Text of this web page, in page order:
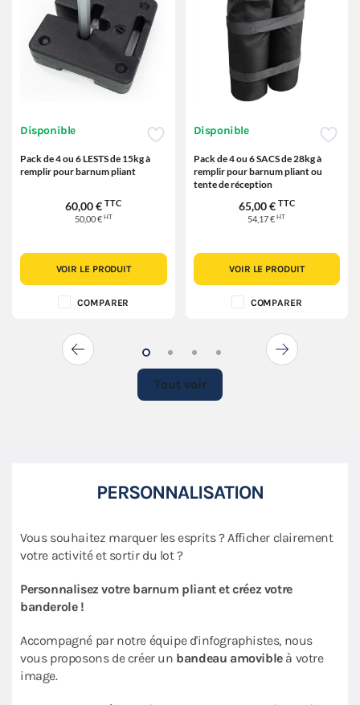
Disponible
Pack de 4 ou 6 LESTS de 15kg à
remplir pour barnum pliant
60,00 € TTC
50,00 € HT
VOIR LE PRODUIT
COMPARER
Disponible
Pack de 4 ou 6 SACS de 28kg à
remplir pour barnum pliant ou
tente de réception
65,00 € TTC
54,17 €HT
VOIR LE PRODUIT
COMPARER
Tout voir
PERSONNALISATION
Vous souhaitez marquer les esprits ? Afficher clairement
votre activité et sortir du lot ?
Personnalisez votre barnum pliant et créez votre
banderole !
Accompagné par notre équipe d'infographistes, nous
vous proposons de créer un bandeau amovibleà votre
image.